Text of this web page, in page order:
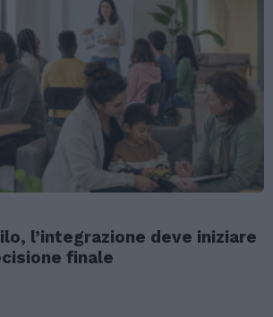
l’integrazione deve iniziare
finale